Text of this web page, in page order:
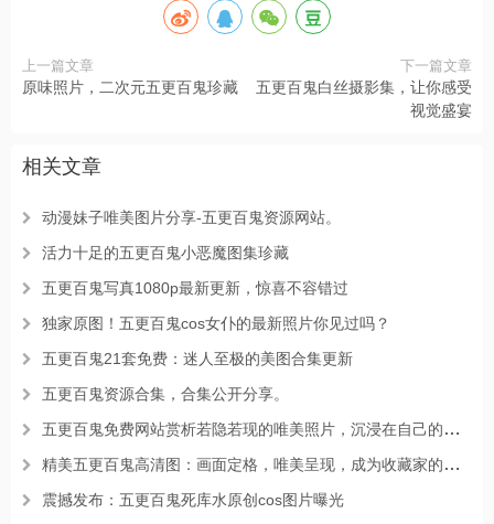
上一篇文章
原味照片，二次元五更百鬼珍藏
下一篇文章
五更百鬼白丝摄影集，让你感受
视觉盛宴
相关文章
动漫妹子唯美图片分享-五更百鬼资源网站。
活力十足的五更百鬼小恶魔图集珍藏
五更百鬼写真1080p最新更新，惊喜不容错过
独家原图！五更百鬼cos女仆的最新照片你见过吗？
五更百鬼21套免费：迷人至极的美图合集更新
五更百鬼资源合集，合集公开分享。
五更百鬼免费网站赏析若隐若现的唯美照片，沉浸在自己的世界中。
精美五更百鬼高清图：画面定格，唯美呈现，成为收藏家的不二之选。
震撼发布：五更百鬼死库水原创cos图片曝光